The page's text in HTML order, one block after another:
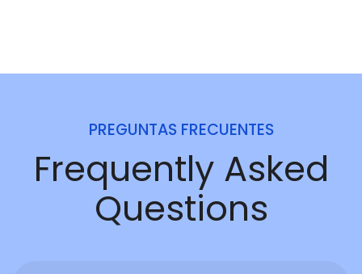
PREGUNTAS FRECUENTES
Frequently Asked
Questions